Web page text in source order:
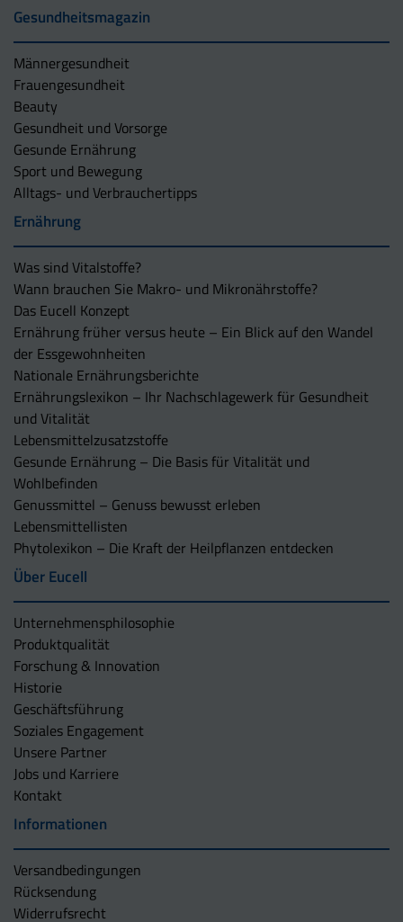
Gesundheitsmagazin
Männergesundheit
Frauengesundheit
Beauty
Gesundheit und Vorsorge
Gesunde Ernährung
Sport und Bewegung
Alltags- und Verbrauchertipps
Ernährung
Was sind Vitalstoffe?
Wann brauchen Sie Makro- und Mikronährstoffe?
Das Eucell Konzept
Ernährung früher versus heute – Ein Blick auf den Wandel
der Essgewohnheiten
Nationale Ernährungsberichte
Ernährungslexikon – Ihr Nachschlagewerk für Gesundheit
und Vitalität
Lebensmittelzusatzstoffe
Gesunde Ernährung – Die Basis für Vitalität und
Wohlbefinden
Genussmittel – Genuss bewusst erleben
Lebensmittellisten
Phytolexikon – Die Kraft der Heilpflanzen entdecken
Über Eucell
Unternehmens­philosophie
Produktqualität
Forschung & Innovation
Historie
Geschäftsführung
Soziales Engagement
Unsere Partner
Jobs und Karriere
Kontakt
Informationen
Versandbedingungen
Rücksendung
Widerrufsrecht